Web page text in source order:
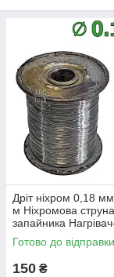
Дріт ніхром 0,18
м Ніхромова
запайника
Дроту х20н80
Готово до відправки
150 ₴